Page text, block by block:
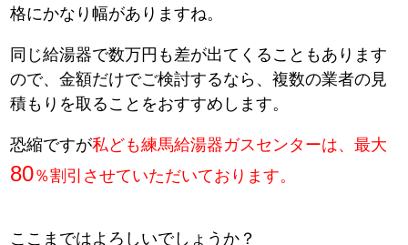
格にかなり幅がありますね。
同じ給湯器で数万円も差が出てくることもあります
ので、金額だけでご検討するなら、複数の業者の見
積もりを取ることをおすすめします。
恐縮ですが私ども練馬給湯器ガスセンターは、最大
80％割引させていただいております。
ここまではよろしいでしょうか？